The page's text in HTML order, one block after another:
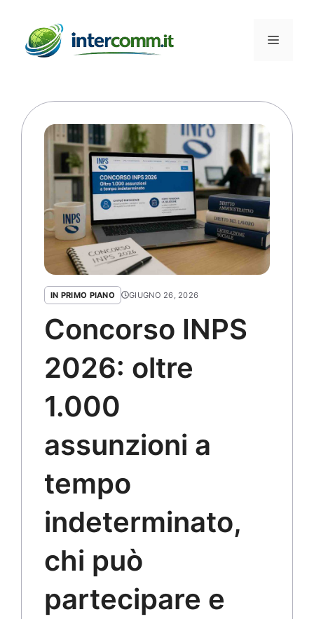
contenuto
Menu
IN PRIMO PIANO GIUGNO 26, 2026
Concorso INPS
2026: oltre
1.000
assunzioni a
tempo
indeterminato,
chi può
partecipare e